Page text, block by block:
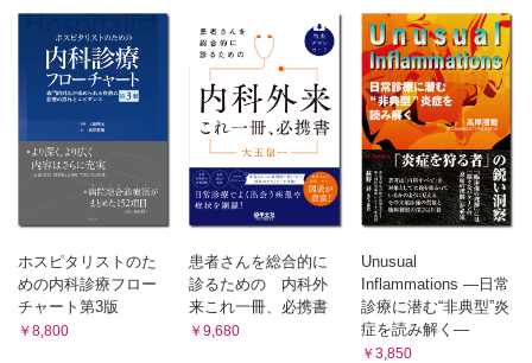
MDA5-CADMの治療選択
おわりに
02 筋炎特異自己抗体と自己抗体特異的マウスモデルの設立
はじめに
MSAsとIIMsの関連性
DM/PM病態を反映したモデルマウス
おわりに
03 多発性筋炎・免疫介在性壊死性筋症ほか
はじめに
IIMにおける筋傷害機序
プログラムされたネクローシスと筋細胞の細胞死研究
第8章 ANCA関連血管炎
01 活動性・臓器障害のバイオマーカー、モデルマウスを中心に
はじめに
ANCAの病原性（臨床的根拠）とエピトープ解析
凝固・線溶系への影響
補体経路の活性化
好中球細胞外トラップ（Neutrophil Extracellular Traps：
NETs）
β2GPI/HLAクラスⅡ複合体に対するネオセルフ抗体
治療
新たな治療候補
おわりに
第5章 シェーグレン症候群
01 唾液腺病変の病態を中心に
はじめに
SSの疫学
SSの腺内（腺型）症状
ホスピタリストのた
めの内科診療フロー
チャート第3版
￥8,800
患者さんを総合的に
診るための 内科外
来これ一冊、必携書
￥9,680
Unusual
Inflammations ―日常
診療に潜む“非典型”炎
症を読み解く―
￥3,850